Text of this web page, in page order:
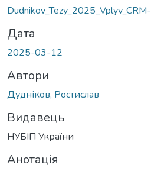
Дата
2025-03-12
Автори
Дудніков, Ростислав
Видавець
НУБІП України
Анотація